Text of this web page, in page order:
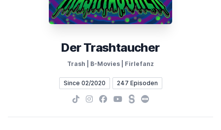
Der Trashtaucher
Trash | B-Movies | Firlefanz
Since 02/2020 247 Episoden
TikTokInstagram
Facebook
YouTube
SteadyLetterboxd